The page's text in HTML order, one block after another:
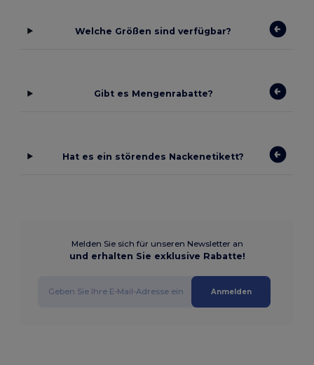
Welche Größen sind verfügbar?
Gibt es Mengenrabatte?
Hat es ein störendes Nackenetikett?
Melden Sie sich für unseren Newsletter an
und erhalten Sie exklusive Rabatte!
Anmelden